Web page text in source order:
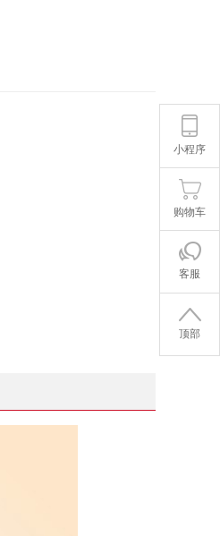
小程序
购物车
客服
顶部